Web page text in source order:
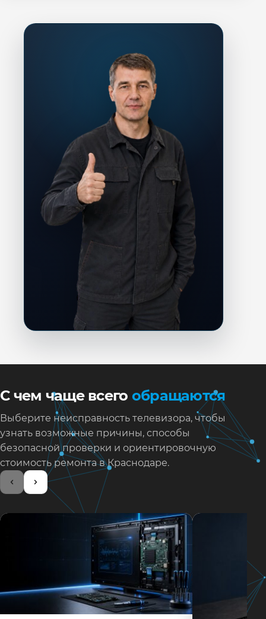
С чем чаще всего обращаются
Выберите неисправность телевизора, чтобы
узнать возможные причины, способы
безопасной проверки и ориентировочную
стоимость ремонта в Краснодаре.